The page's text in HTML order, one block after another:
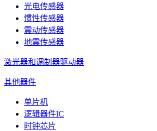
光电传感器
惯性传感器
震动传感器
地震传感器
激光器和调制器驱动器
其他器件
单片机
逻辑器件IC
时钟芯片